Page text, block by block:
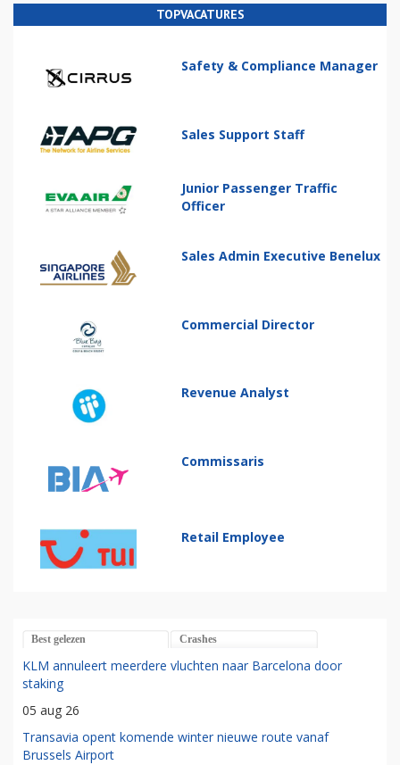
TOPVACATURES
Safety & Compliance Manager
Sales Support Staff
Junior Passenger Traffic
Officer
Sales Admin Executive Benelux
Commercial Director
Revenue Analyst
Commissaris
Retail Employee
Best gelezen Crashes
KLM annuleert meerdere vluchten naar Barcelona door
staking
05 aug 26
Transavia opent komende winter nieuwe route vanaf
Brussels Airport